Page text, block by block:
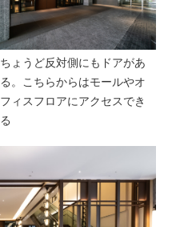
ちょうど反対側にもドアがあ
る。こちらからはモールやオ
フィスフロアにアクセスでき
る